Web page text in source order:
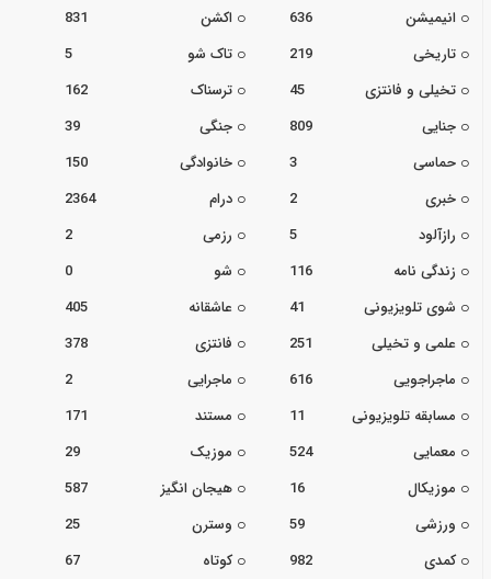
انیمیشن 636 اکشن
831
تاریخی
219 تاک شو
5
تخیلی و فانتزی
45 ترسناک
162
جنایی
809 جنگی
39
حماسی
3 خانوادگی
150
خبری
2 درام
2364
رازآلود
5 رزمی
2
زندگی نامه
116 شو
0
شوی تلویزیونی
41 عاشقانه
405
علمی و تخیلی
251 فانتزی
378
ماجراجویی
616 ماجرایی
2
مسابقه تلویزیونی
11 مستند
171
معمایی
524 موزیک
29
موزیکال
16 هیجان انگیز
587
ورزشی
59 وسترن
25
کمدی
982 کوتاه 67